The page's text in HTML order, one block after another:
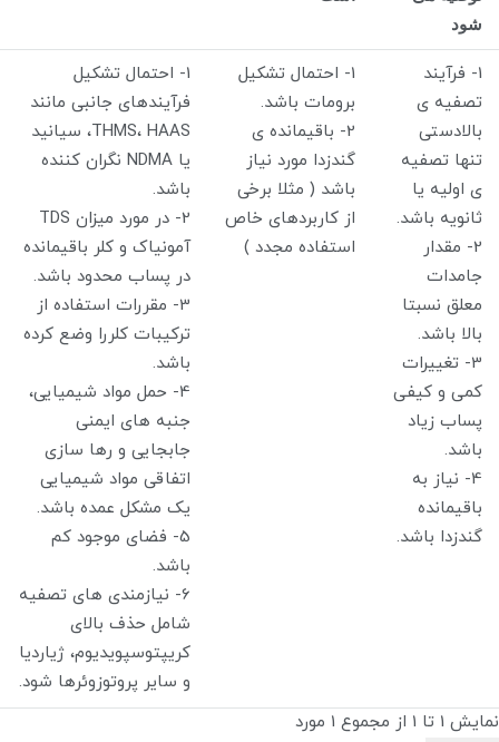
شود
1- فرآیند
تصفیه ی
بالادستی
تنها تصفیه
ی اولیه یا
ثانویه باشد.
2- مقدار
جامدات
معلق نسبتا
بالا باشد.
3- تغییرات
کمی و کیفی
پساب زیاد
باشد.
4- نیاز به
باقیمانده
گندزدا باشد.
1- احتمال تشکیل
برومات باشد.
2- باقیمانده ی
گندزدا مورد نیاز
باشد ( مثلا برخی
از کاربردهای خاص
استفاده مجدد )
1- احتمال تشکیل
فرآیندهای جانبی مانند
THMS، HAAS، سیانید
یا NDMA نگران کننده
باشد.
2- در مورد میزان TDS
آمونیاک و کلر باقیمانده
در پساب محدود باشد.
3- مقررات استفاده از
ترکیبات کلررا وضع کرده
باشد.
4- حمل مواد شیمیایی،
جنبه های ایمنی
جابجایی و رها سازی
اتفاقی مواد شیمیایی
یک مشکل عمده باشد.
5- فضای موجود کم
باشد.
6- نیازمندی های تصفیه
شامل حذف بالای
کریپتوسپویدیوم، ژیاردیا
و سایر پروتوزوئرها شود.
نمایش 1 تا 1 از مجموع 1 مورد